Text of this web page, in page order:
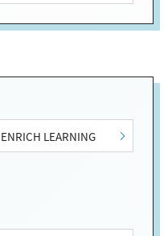
ENRICH LEARNING